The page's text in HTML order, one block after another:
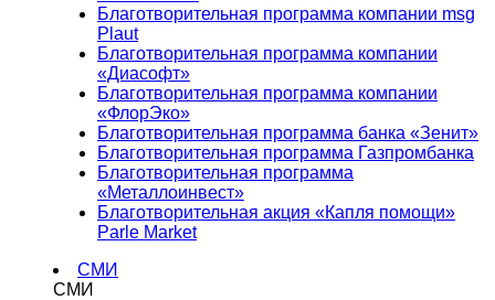
Благотворительная программа компании msg
Plaut
Благотворительная программа компании
«Диасофт»
Благотворительная программа компании
«ФлорЭко»
Благотворительная программа банка «Зенит»
Благотворительная программа Газпромбанка
Благотворительная программа
«Металлоинвест»
Благотворительная акция «Капля помощи»
Parle Market
СМИ
СМИ